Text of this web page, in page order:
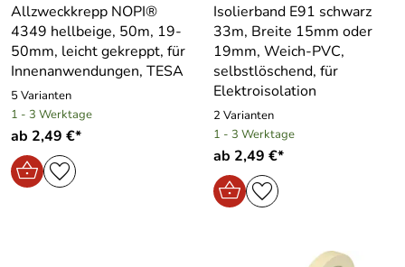
Allzweckkrepp NOPI®
4349 hellbeige, 50m, 19-
50mm, leicht gekreppt, für
Innenanwendungen, TESA
5 Varianten
1 - 3 Werktage
ab 2,49 €*
Isolierband E91 schwarz
33m, Breite 15mm oder
19mm, Weich-PVC,
selbstlöschend, für
Elektroisolation
2 Varianten
1 - 3 Werktage
ab 2,49 €*